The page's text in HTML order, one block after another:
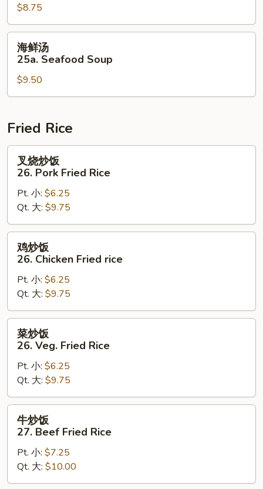
Sweet
Corn
Soup
25.
House
Special
Soup
(for
$8.75
25a.
Seafood
海鲜汤
25a. Seafood Soup
$9.50
Fried Rice
26.
Pork
Fried
Rice
叉烧炒饭
26. Pork Fried Rice
Pt. 小: $6.25
Qt. 大: $9.75
26.
Chicken
Fried
rice
鸡炒饭
26. Chicken Fried rice
Pt. 小: $6.25
Qt. 大: $9.75
26.
Veg.
Fried
Rice
菜炒饭
26. Veg. Fried Rice
Pt. 小: $6.25
Qt. 大: $9.75
27.
Beef
Fried
牛炒饭
27. Beef Fried Rice
Pt. 小: $7.25
Qt. 大: $10.00